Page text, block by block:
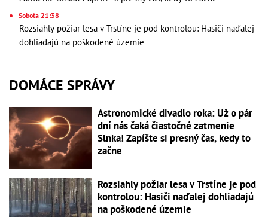
Sobota 21:38
Rozsiahly požiar lesa v Trstíne je pod kontrolou: Hasiči naďalej
dohliadajú na poškodené územie
DOMÁCE SPRÁVY
Astronomické divadlo roka: Už o pár
dní nás čaká čiastočné zatmenie
Slnka! Zapíšte si presný čas, kedy to
začne
Rozsiahly požiar lesa v Trstíne je pod
kontrolou: Hasiči naďalej dohliadajú
na poškodené územie